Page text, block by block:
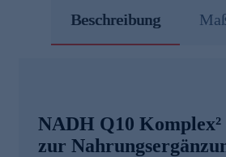
Beschreibung
NADH Q10 Komplex²
zur